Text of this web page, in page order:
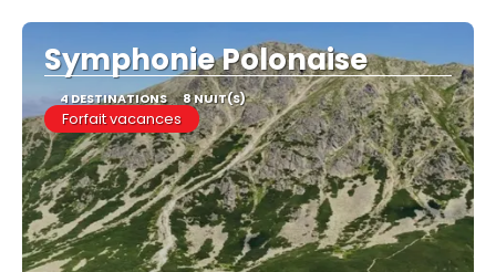
Symphonie Polonaise
4 DESTINATIONS 8 NUIT(S)
Forfait vacances